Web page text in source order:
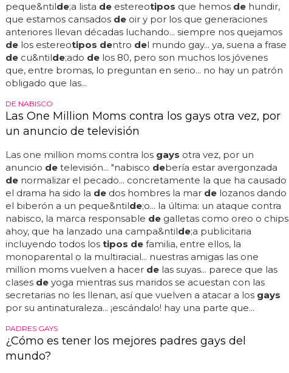
peque&ntilde;a lista deestereotipos que hemos dehundir,
que estamos cansados deoir y por los que generaciones
anteriores llevan décadas luchando... siempre nos quejamos
delos estereotipos dentro del mundo gay... ya, suena a frase
decu&ntilde;ado delos 80, pero son muchos los jóvenes
que, entre bromas, lo preguntan en serio... no hay un patrón
obligado que las...
DE NABISCO
Las One Million Moms contra los gays otra vez, por
un anuncio de televisión
Las one million moms contra los gays otra vez, por un
anuncio detelevisión... "nabisco debería estar avergonzada
denormalizar el pecado... concretamente la que ha causado
el drama ha sido la dedos hombres la mar delozanos dando
el biberón a un peque&ntilde;o... la última: un ataque contra
nabisco, la marca responsable degalletas como oreo o chips
ahoy, que ha lanzado una campa&ntilde;a publicitaria
incluyendo todos los tipos defamilia, entre ellos, la
monoparental o la multiracial... nuestras amigas las one
million moms vuelven a hacer delas suyas... parece que las
clases deyoga mientras sus maridos se acuestan con las
secretarias no les llenan, así que vuelven a atacar a los gays
por su antinaturaleza... ¡escándalo! hay una parte que...
PADRES GAYS
¿Cómo es tener los mejores padres gays del
mundo?